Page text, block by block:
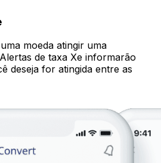
moeda atingir uma
de taxa Xe informarão
deseja for atingida entre as